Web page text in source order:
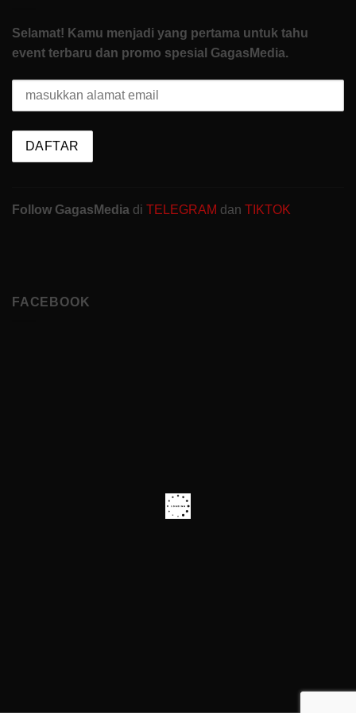
Selamat! Kamu menjadi yang pertama untuk tahu
event terbaru dan promo spesial GagasMedia.
Follow GagasMedia di TELEGRAM dan TIKTOK
FACEBOOK